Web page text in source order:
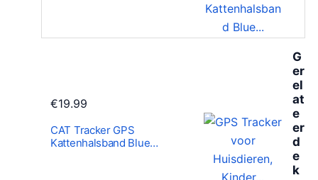
€19.99
CAT Tracker GPS
Kattenhalsband Blue…
G
er
el
at
e
er
d
e
k